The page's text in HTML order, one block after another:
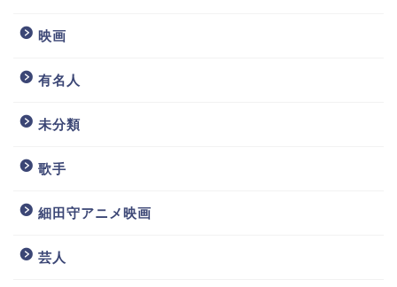
映画
有名人
未分類
歌手
細田守アニメ映画
芸人